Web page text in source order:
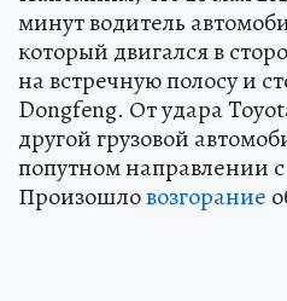
минут водитель
который двигался в
на встречную полосу и
Dongfeng. От удара
другой грузовой
попутном направлении
Произошловозгорание